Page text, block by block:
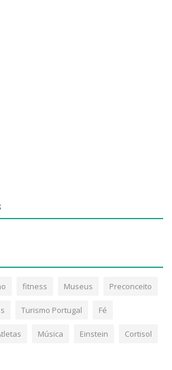
fitness Museus Preconceito
Turismo Portugal Fé
Música Einstein Cortisol